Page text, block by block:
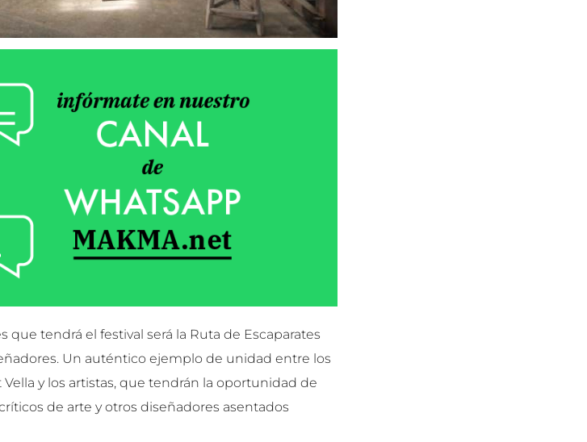
tendrá el festival será la Ruta de Escaparates
Un auténtico ejemplo de unidad entre los
y los artistas, que tendrán la oportunidad de
de arte y otros diseñadores asentados